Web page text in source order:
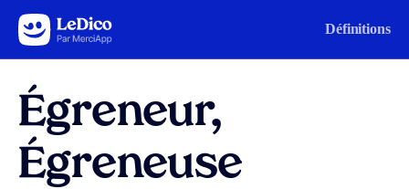
Aller au contenu Définitions
Égreneur,
Égreneuse